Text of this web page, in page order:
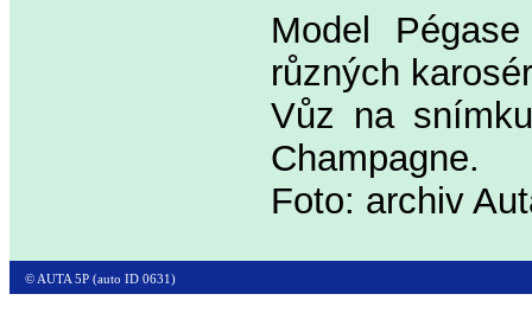
Model
různých
Vůz na
Champagne.
Foto: archiv
© AUTA 5P (auto ID 0631)